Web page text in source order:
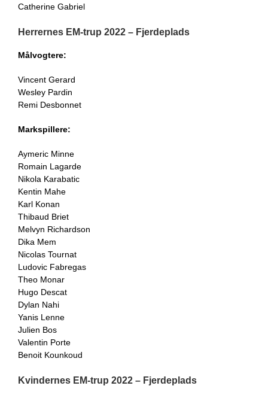
Catherine Gabriel
Herrernes EM-trup 2022 – Fjerdeplads
Målvogtere:
Vincent Gerard
Wesley Pardin
Remi Desbonnet
Markspillere:
Aymeric Minne
Romain Lagarde
Nikola Karabatic
Kentin Mahe
Karl Konan
Thibaud Briet
Melvyn Richardson
Dika Mem
Nicolas Tournat
Ludovic Fabregas
Theo Monar
Hugo Descat
Dylan Nahi
Yanis Lenne
Julien Bos
Valentin Porte
Benoit Kounkoud
Kvindernes EM-trup 2022 – Fjerdeplads